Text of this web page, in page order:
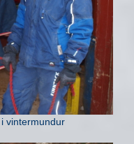
vintermundur